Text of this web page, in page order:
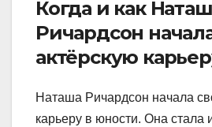
Когда и как
Ричардсон
актёрскую
Наташа Ричардсон начала
карьеру в юности. Она стала